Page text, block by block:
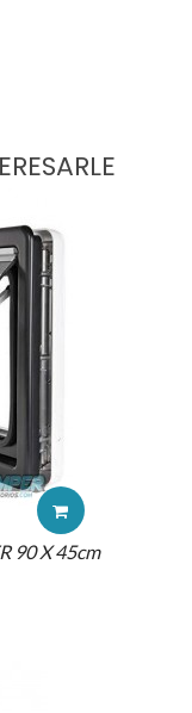
90 X 45cm